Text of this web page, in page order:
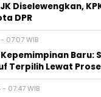
Diselewengkan,
DPR
07:07 WIB
Kepemimpinan Baru:
Terpilih Lewat
07:47 WIB